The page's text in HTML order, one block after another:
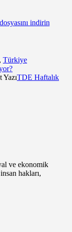
indirin
, Türkiye
YazıTDE Haftalık
ve ekonomik
hakları,